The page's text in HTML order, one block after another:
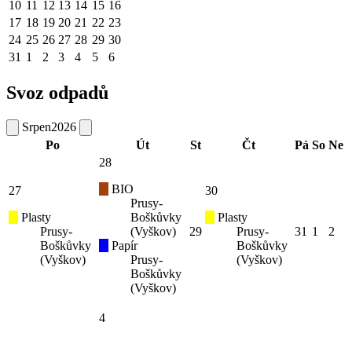
10 11 12 13 14 15 16
17 18 19 20 21 22 23
24 25 26 27 28 29 30
31 1 2 3 4 5 6
Svoz odpadů
Srpen2026
Po
Út St Čt Pá So Ne
27
Plasty
Prusy-
Boškůvky
(Vyškov)
28
BIO
Prusy-
Boškůvky
(Vyškov)
Papír
Prusy-
Boškůvky
(Vyškov)
29
30
Plasty
Prusy-
Boškůvky
(Vyškov)
31 1 2
4